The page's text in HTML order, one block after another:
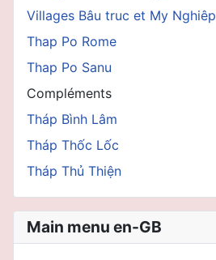
Villages Bâu truc et My Nghiêp
Thap Po Rome
Thap Po Sanu
Compléments
Tháp Bình Lâm
Tháp Thốc Lốc
Tháp Thủ Thiện
Main menu en-GB